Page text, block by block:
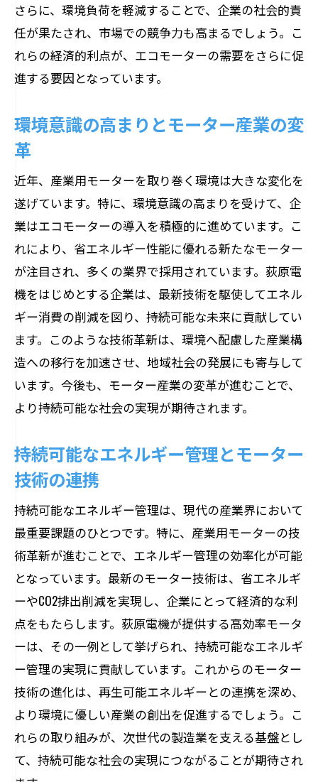
さらに、環境負荷を軽減することで、企業の社会的責
任が果たされ、市場での競争力も高まるでしょう。こ
れらの経済的利点が、エコモーターの需要をさらに促
進する要因となっています。
環境意識の高まりとモーター産業の変
革
近年、産業用モーターを取り巻く環境は大きな変化を
遂げています。特に、環境意識の高まりを受けて、企
業はエコモーターの導入を積極的に進めています。こ
れにより、省エネルギー性能に優れる新たなモーター
が注目され、多くの業界で採用されています。荻原電
機をはじめとする企業は、最新技術を駆使してエネル
ギー消費の削減を図り、持続可能な未来に貢献してい
ます。このような技術革新は、環境へ配慮した産業構
造への移行を加速させ、地域社会の発展にも寄与して
います。今後も、モーター産業の変革が進むことで、
より持続可能な社会の実現が期待されます。
持続可能なエネルギー管理とモーター
技術の連携
持続可能なエネルギー管理は、現代の産業界において
最重要課題のひとつです。特に、産業用モーターの技
術革新が進むことで、エネルギー管理の効率化が可能
となっています。最新のモーター技術は、省エネルギ
ーやCO2排出削減を実現し、企業にとって経済的な利
点をもたらします。荻原電機が提供する高効率モータ
ーは、その一例として挙げられ、持続可能なエネルギ
ー管理の実現に貢献しています。これからのモーター
技術の進化は、再生可能エネルギーとの連携を深め、
より環境に優しい産業の創出を促進するでしょう。こ
れらの取り組みが、次世代の製造業を支える基盤とし
て、持続可能な社会の実現につながることが期待され